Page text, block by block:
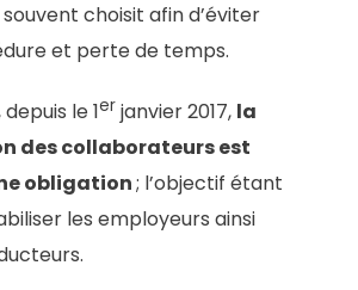
choisit afin d’éviter
et perte de temps.
le 1er janvier 2017, la
des collaborateurs est
obligation; l’objectif étant
les employeurs ainsi